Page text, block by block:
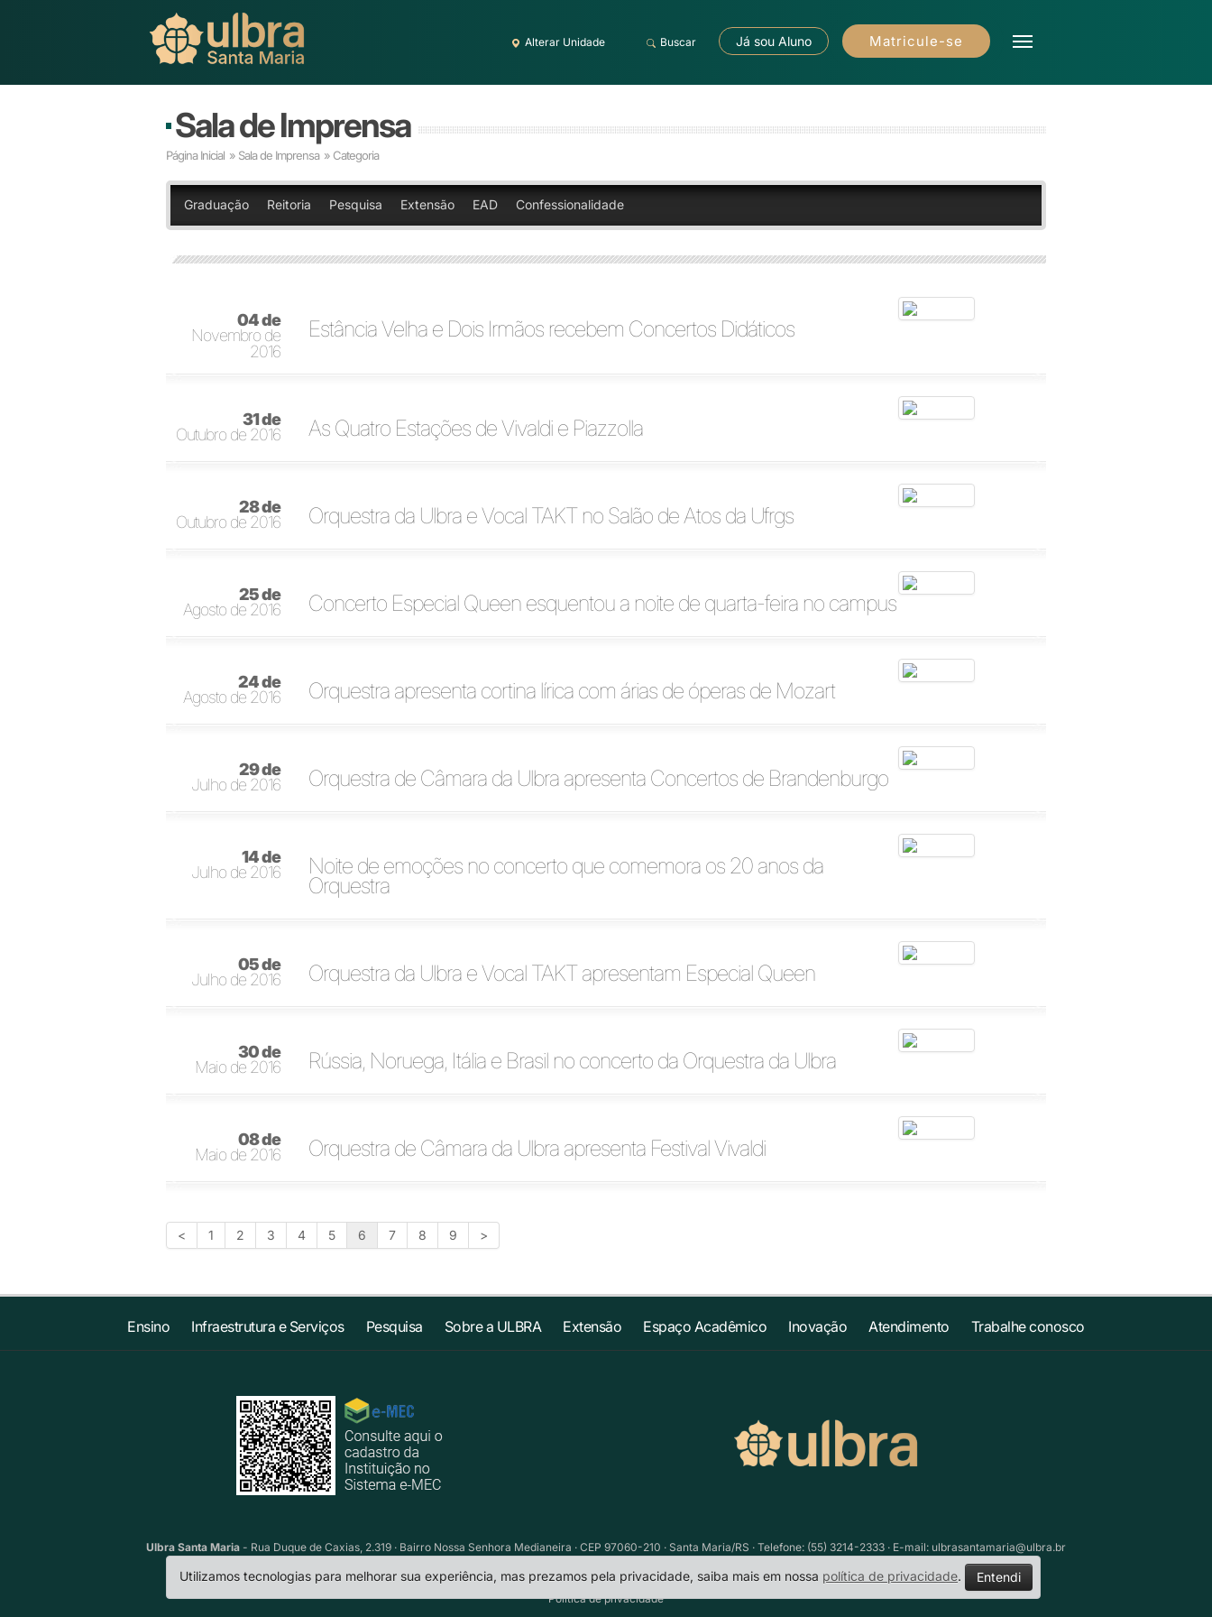
Alterar Unidade Buscar Já sou Aluno Matricule-se
Sala de Imprensa
Página Inicial » Sala de Imprensa » Categoria
Graduação Reitoria Pesquisa Extensão EAD Confessionalidade
04 de
Novembro de
2016
Estância Velha e Dois Irmãos recebem Concertos Didáticos
31 de
Outubro de 2016
As Quatro Estações de Vivaldi e Piazzolla
28 de
Outubro de 2016
Orquestra da Ulbra e Vocal TAKT no Salão de Atos da Ufrgs
25 de
Agosto de 2016
Concerto Especial Queen esquentou a noite de quarta-feira no campus
24 de
Agosto de 2016
Orquestra apresenta cortina lírica com árias de óperas de Mozart
29 de
Julho de 2016
Orquestra de Câmara da Ulbra apresenta Concertos de Brandenburgo
14 de
Julho de 2016
Noite de emoções no concerto que comemora os 20 anos da
Orquestra
05 de
Julho de 2016
Orquestra da Ulbra e Vocal TAKT apresentam Especial Queen
30 de
Maio de 2016
Rússia, Noruega, Itália e Brasil no concerto da Orquestra da Ulbra
08 de
Maio de 2016
Orquestra de Câmara da Ulbra apresenta Festival Vivaldi
< 1 2 3 4 5 6 7 8 9 >
Ensino Infraestrutura e Serviços Pesquisa Sobre a ULBRA Extensão Espaço Acadêmico Inovação Atendimento Trabalhe conosco
Ulbra Santa Maria - Rua Duque de Caxias, 2.319 · Bairro Nossa Senhora Medianeira · CEP 97060-210 · Santa Maria/RS · Telefone: (55) 3214-2333 · E-mail: ulbrasantamaria@ulbra.br
Política de privacidade
Utilizamos tecnologias para melhorar sua experiência, mas prezamos pela privacidade, saiba mais em nossa política de privacidade. Entendi